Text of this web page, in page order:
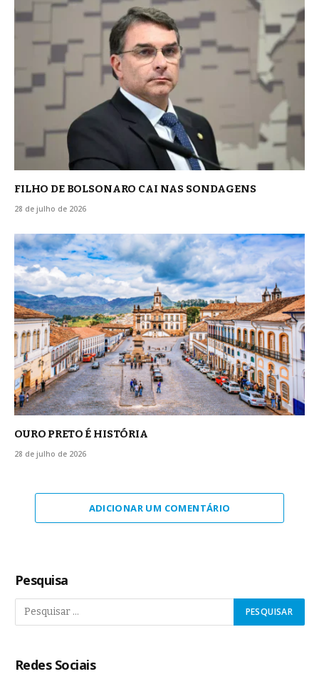
FILHO DE BOLSONARO CAI NAS SONDAGENS
28 de julho de 2026
OURO PRETO É HISTÓRIA
28 de julho de 2026
ADICIONAR UM COMENTÁRIO
Pesquisa
Redes Sociais